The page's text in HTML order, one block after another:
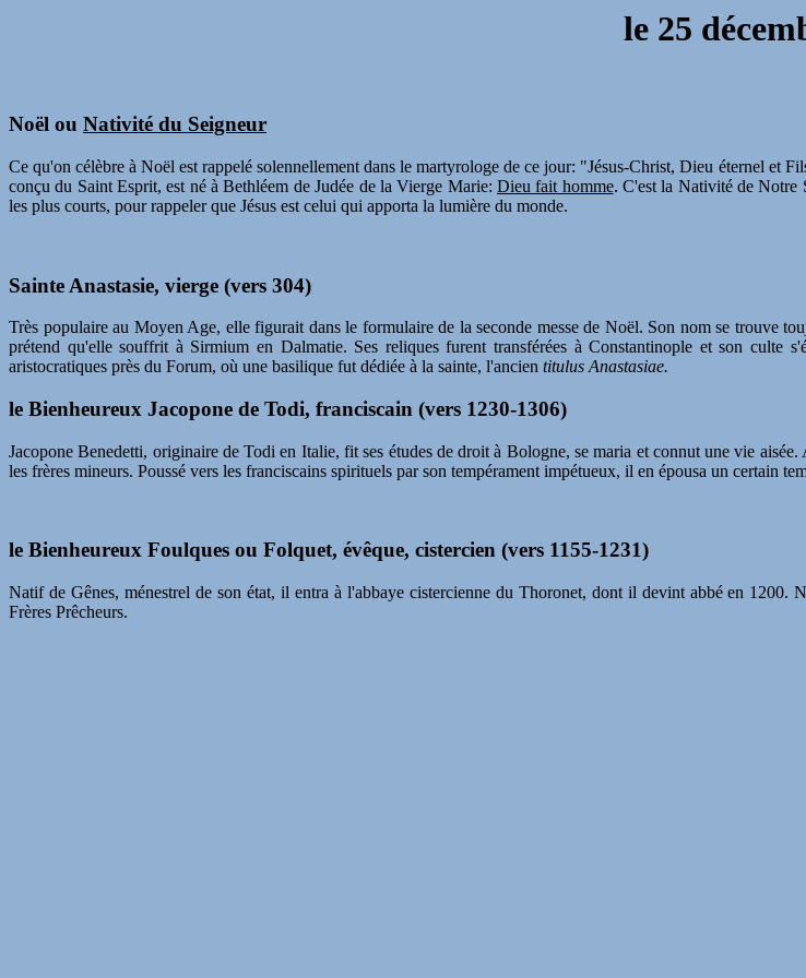
le 25
Noël ou Nativité du Seigneur
Ce qu'on célèbre à Noël est rappelé solennellement dans le martyrologe de ce jour: "Jésus-Christ, Dieu éternel et
conçu du Saint Esprit, est né à Bethléem de Judée de la Vierge Marie: Dieu fait homme. C'est la Nativité de Notre
les plus courts, pour rappeler que Jésus est celui qui apporta la lumière du monde.
Sainte Anastasie, vierge (vers 304)
Très populaire au Moyen Age, elle figurait dans le formulaire de la seconde messe de Noël. Son nom se trouve
prétend qu'elle souffrit à Sirmium en Dalmatie. Ses reliques furent transférées à Constantinople et son culte
aristocratiques près du Forum, où une basilique fut dédiée à la sainte, l'ancien titulus Anastasiae.
le Bienheureux Jacopone de Todi, franciscain (vers 1230-1306)
Jacopone Benedetti, originaire de Todi en Italie, fit ses études de droit à Bologne, se maria et connut une vie
les frères mineurs. Poussé vers les franciscains spirituels par son tempérament impétueux, il en épousa un certain
le Bienheureux Foulques ou Folquet, évêque, cistercien (vers 1155-1231)
Natif de Gênes, ménestrel de son état, il entra à l'abbaye cistercienne du Thoronet, dont il devint abbé en
Frères Prêcheurs.